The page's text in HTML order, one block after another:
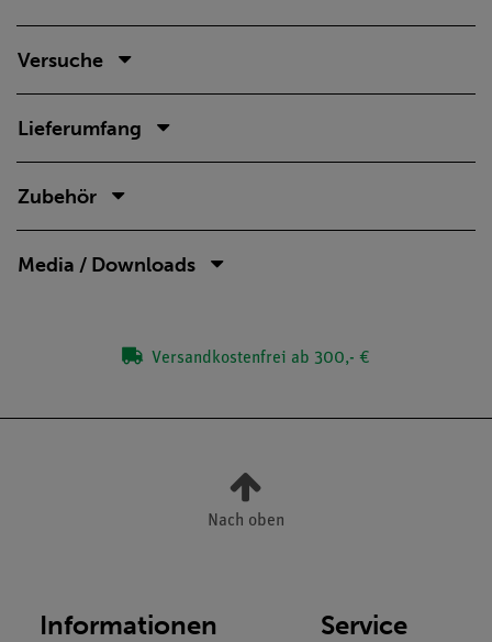
Versuche
Lieferumfang
Zubehör
Media / Downloads
Versandkostenfrei ab 300,- €
Nach oben
Informationen Service